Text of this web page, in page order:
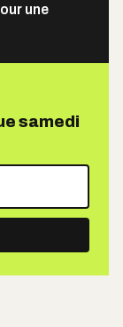
une
samedi